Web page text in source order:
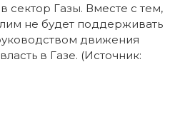
сектор Газы. Вместе с тем,
не будет поддерживать
движения
в Газе. (Источник: